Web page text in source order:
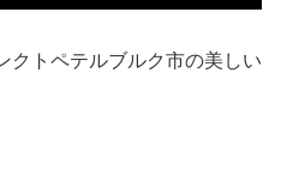
クトペテルブルク市の美しい